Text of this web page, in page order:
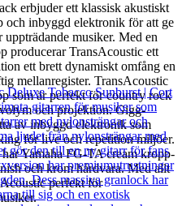
erbjuder ett klassisk akustiskt
och inbyggd elektronik för att ge
musiker. Med en
producerar TransAcoustic ett
ett brett dynamiskt omfång en
mellanregister. TransAcoustic
som är perfekt för country rock
och projektion. Gigg-
av inbyggd elektronik som
för live och repetition miljöer.
Yamaha FG-TA cream kropp-
och krom hårdvara. Med allt
perfekt för